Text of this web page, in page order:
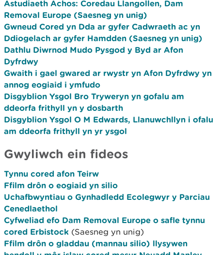
Astudiaeth Achos: Coredau Llangollen, Dam
Removal Europe (Saesneg yn unig)
Gwneud Cored yn Dda ar gyfer Cadwraeth ac yn
Ddiogelach ar gyfer Hamdden (Saesneg yn unig)
Dathlu Diwrnod Mudo Pysgod y Byd ar Afon
Dyfrdwy
Gwaith i gael gwared ar rwystr yn Afon Dyfrdwy yn
annog eogiaid i ymfudo
Disgyblion Ysgol Bro Tryweryn yn gofalu am
ddeorfa frithyll yn y dosbarth
Disgyblion Ysgol O M Edwards, Llanuwchllyn i ofalu
am ddeorfa frithyll yn yr ysgol
Gwyliwch ein fideos
Tynnu cored afon Teirw
Ffilm drôn o eogiaid yn silio
Uchafbwyntiau o Gynhadledd Ecolegwyr y Parciau
Cenedlaethol
Cyfweliad efo Dam Removal Europe o safle tynnu
cored Erbistock (Saesneg yn unig)
Ffilm drôn o gladdau (mannau silio) llysywen